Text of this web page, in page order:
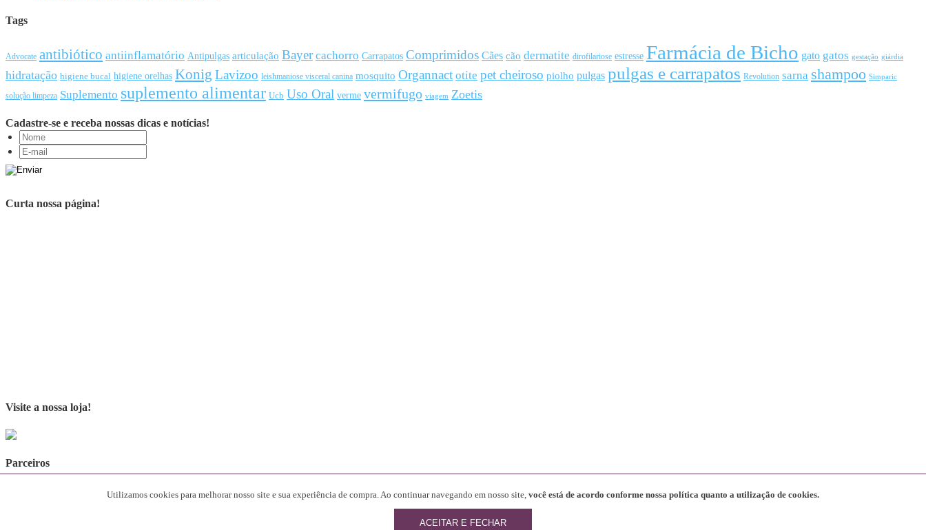
Tags
Advocate antibiótico antiinflamatório Antipulgas articulação Bayer cachorro Carrapatos Comprimidos Cães cão dermatite dirofilariose estresse Farmácia de Bicho gato gatos gestação giárdia
hidratação higiene bucal higiene orelhas Konig Lavizoo leishmaniose visceral canina mosquito Organnact otite pet cheiroso piolho pulgas pulgas e carrapatos Revolution sarna shampoo Simparic
solução limpeza Suplemento suplemento alimentar Ucb Uso Oral verme vermifugo viagem Zoetis
Cadastre-se e receba nossas dicas e notícias!
Curta nossa página!
Visite a nossa loja!
Parceiros
[rev_slider alias="SliderParceiros"]
Desenvolvido por
Utilizamos cookies para melhorar nosso site e sua experiência de compra. Ao continuar navegando em nosso site, você está de acordo conforme nossa política quanto a utilização de cookies.
ACEITAR E FECHAR